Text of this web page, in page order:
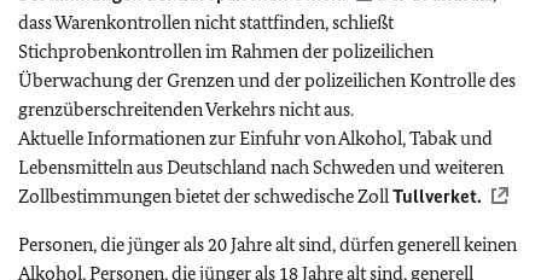
dass Warenkontrollen nicht stattfinden, schließt
Stichprobenkontrollen im Rahmen der polizeilichen
Überwachung der Grenzen und der polizeilichen Kontrolle des
grenzüberschreitenden Verkehrs nicht aus.
Aktuelle Informationen zur Einfuhr von Alkohol, Tabak und
Lebensmitteln aus Deutschland nach Schweden und weiteren
Zollbestimmungen bietet der schwedische ZollTullverket.
Personen, die jünger als 20 Jahre alt sind, dürfen generell keinen
Alkohol, Personen, die jünger als 18 Jahre alt sind, generell